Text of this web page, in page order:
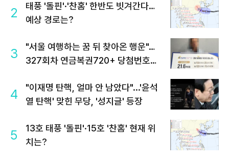
2
태풍 '돌핀'·'찬홈' 한반도 빗겨간다…
예상 경로는?
3
"서울 여행하는 꿈 뒤 찾아온 행운"…
327회차 연금복권720+ 당첨번호조
4
"이재명 탄핵, 얼마 안 남았다"...'윤석
열 탄핵' 맞힌 무당, '성지글' 등장
5
13호 태풍 '돌핀'·15호 '찬홈' 현재 위
치는?